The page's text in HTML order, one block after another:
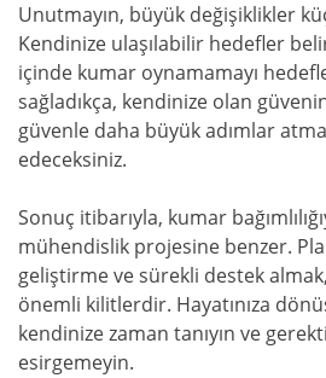
Unutmayın, büyük değişiklikler
Kendinize ulaşılabilir hedefler
içinde kumar oynamamayı
sağladıkça, kendinize olan
güvenle daha büyük adımlar
edeceksiniz.
Sonuç itibarıyla, kumar
mühendislik projesine benzer.
geliştirme ve sürekli destek
önemli kilitlerdir. Hayatınıza
kendinize zaman tanıyın ve
esirgemeyin.